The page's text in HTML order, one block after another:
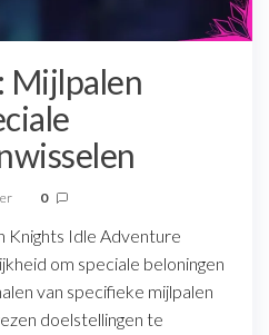
Mijlpalen
0
Knights Idle Adventure
om speciale beloningen
van specifieke mijlpalen
doelstellingen te